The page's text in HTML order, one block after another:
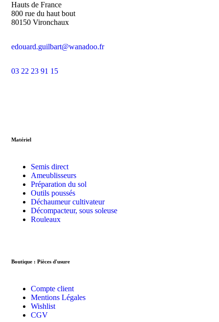
Hauts de France
800 rue du haut bout
80150 Vironchaux
edouard.guilbart@wanadoo.fr
03 22 23 91 15
Matériel
Semis direct
Ameublisseurs
Préparation du sol
Outils poussés
Déchaumeur cultivateur
Décompacteur, sous soleuse
Rouleaux
Boutique : Pièces d'usure
Compte client
Mentions Légales
Wishlist
CGV